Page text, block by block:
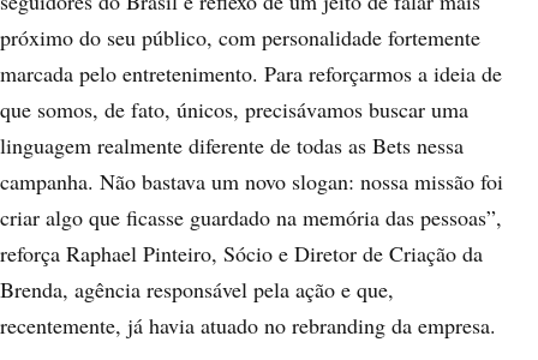
próximo do seu público, com personalidade fortemente
marcada pelo entretenimento. Para reforçarmos a ideia de
que somos, de fato, únicos, precisávamos buscar uma
linguagem realmente diferente de todas as Bets nessa
campanha. Não bastava um novo slogan: nossa missão foi
criar algo que ficasse guardado na memória das pessoas”,
reforça Raphael Pinteiro, Sócio e Diretor de Criação da
Brenda, agência responsável pela ação e que,
recentemente, já havia atuado no rebranding da empresa.